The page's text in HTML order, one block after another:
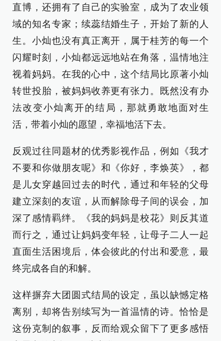
直博，还拥有了自己的实验室，成为了农业领
域的知名专家；续蕊结婚生子，开始了新的人
生。小灿也没有真正离开，属于桂芳的每一个
闪耀时刻，小灿都远远地站在角落，温情地注
视着妈妈。在我的心中，这个结局比原著小灿
转世投胎，被妈妈收养更有张力。既然没有办
法改变小灿离开的结局，那就勇敢地面对生
活，带着小灿的愿望，幸福地活下去。
反观过往同题材的优秀影视作品，例如《我才
不要和你做朋友呢》和《你好，李焕英》，都
是儿女穿越回过去的时代，通过和年轻的父母
建立深刻的友谊，从而解除母子间的误会，加
深了感情羁绊。《我的妈妈是校花》则反其道
而行之，通过让妈妈变年轻，让母子二人一起
直面生活困境后，体会彼此的付出和爱意，最
终完成各自的和解。
这样摒弃大团圆式结局的设定，虽以缺憾定格
离别，却将告别续写为一首温情的诗。恰恰是
这份克制的叙事，反而给观众留下了更多感悟